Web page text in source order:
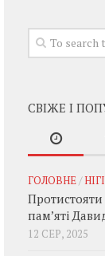
СВІЖЕ І
ГОЛОВНЕ/
Протистояти
пам’яті
12 СЕР, 2025